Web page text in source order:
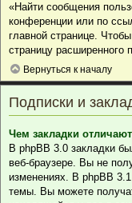
«Найти сообщения
конференции или по
главной странице.
страницу расширенного
Вернуться к началу
Подписки и
Чем закладки
В phpBB 3.0 закладки
веб-браузере. Вы не
изменениях. В phpBB
темы. Вы можете